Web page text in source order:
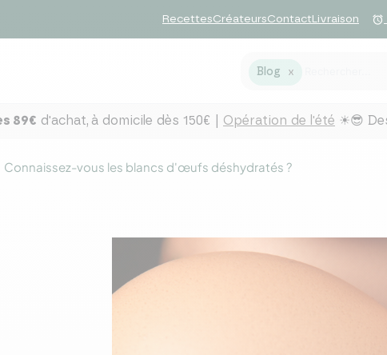
RecettesCréateursContactLivraison alarm
Blog X
89€ d'achat, à domicile dès 150€ | Opération de l'été ☀😎
Connaissez-vous les blancs d'œufs déshydratés ?